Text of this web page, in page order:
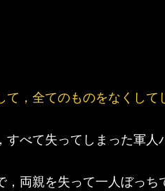
，全てのものをなくして
べて失ってしまった軍人
両親を失って一人ぼっち